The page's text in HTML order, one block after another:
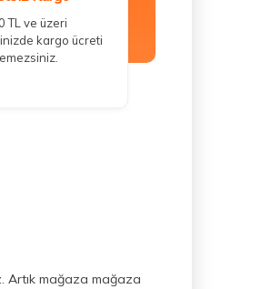
TL ve üzeri
kargo ücreti
Artık mağaza mağaza